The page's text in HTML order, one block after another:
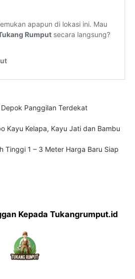
Panggilan Terdekat
Kayu Kelapa, Kayu Jati dan Bambu
Tinggi 1 – 3 Meter Harga Baru Siap
Kepada Tukangrumput.id